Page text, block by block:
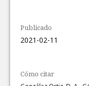
Publicado
2021-02-11
Cómo citar